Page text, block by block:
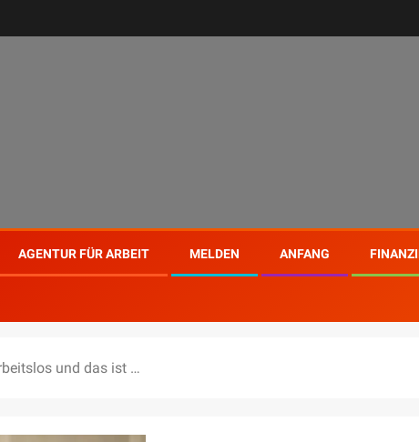
AGENTUR FÜR ARBEIT MELDEN ANFANG
und das ist …